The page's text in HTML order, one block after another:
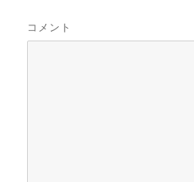
コメント